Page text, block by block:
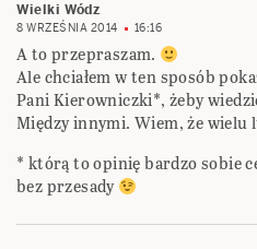
Wielki Wódz
8 WRZEŚNIA 2014 16:16
A to przepraszam.
Ale chciałem w ten sposób
Pani Kierowniczki*, żeby
Między innymi. Wiem, że wielu
* którą to opinię bardzo sobie
bez przesady